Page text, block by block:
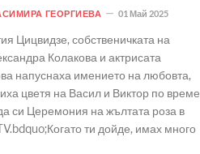
ГЕОРГИЕВА 01 Май 2025
Цицвидзе, собственичката на
Колакова и актрисата
напуснаха имението на любовта,
цветя на Васил и Виктор по време
си Церемония на жълтата роза в
ти дойде, имах много